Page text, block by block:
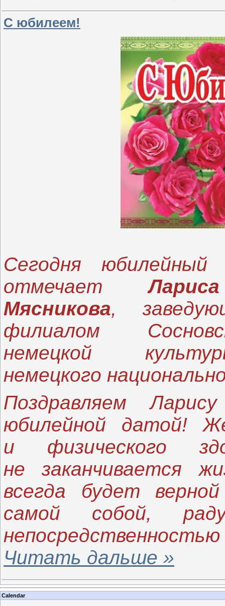
С юбилеем!
Сегодня юбилейный
отмечает
Мясникова,
филиалом
немецкой
немецкого
Поздравляем
юбилейной датой!
и физического
не заканчивается
всегда будет
самой собой,
Читать дальше »
Calendar